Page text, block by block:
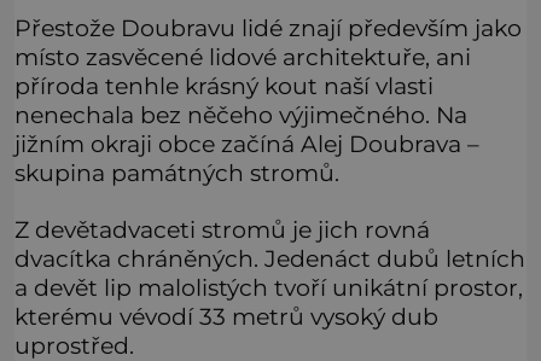
Přestože Doubravu lidé znají především jako
místo zasvěcené lidové architektuře, ani
příroda tenhle krásný kout naší vlasti
nenechala bez něčeho výjimečného. Na
jižním okraji obce začíná Alej Doubrava –
skupina památných stromů.
Z devětadvaceti stromů je jich rovná
dvacítka chráněných. Jedenáct dubů letních
a devět lip malolistých tvoří unikátní prostor,
kterému vévodí 33 metrů vysoký dub
uprostřed.